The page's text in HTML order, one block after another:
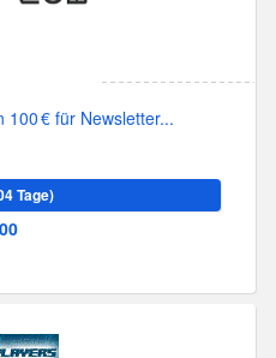
100 € für Newsletter...
Tage)